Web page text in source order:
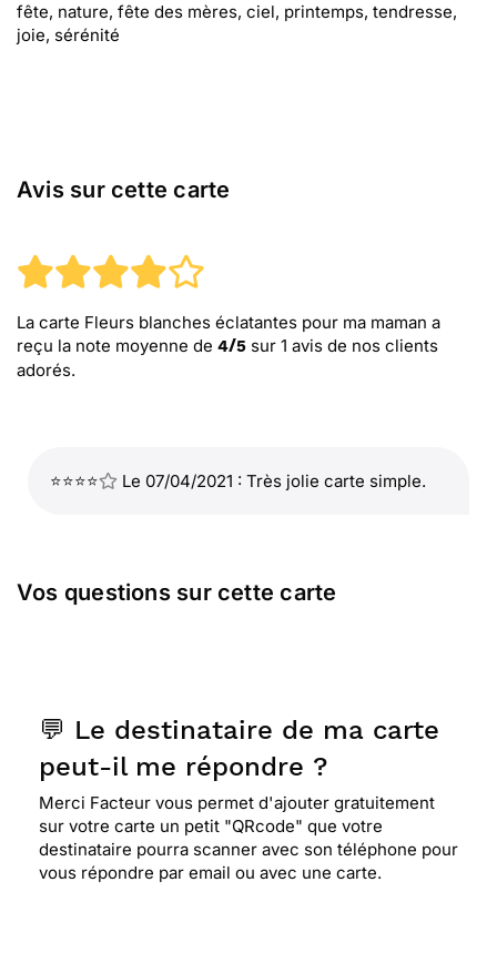
fête, nature, fête des mères, ciel, printemps, tendresse,
joie, sérénité
Avis sur cette carte
La carte Fleurs blanches éclatantes pour ma maman a
reçu la note moyenne de 4/5 sur 1 avis de nos clients
adorés.
⭐⭐⭐⭐ Le 07/04/2021 : Très jolie carte simple.
Vos questions sur cette carte
💬 Le destinataire de ma carte
peut-il me répondre ?
Merci Facteur vous permet d'ajouter gratuitement
sur votre carte un petit "QRcode" que votre
destinataire pourra scanner avec son téléphone pour
vous répondre par email ou avec une carte.